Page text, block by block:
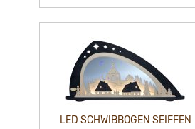
LED SCHWIBBOGEN SEIFFEN